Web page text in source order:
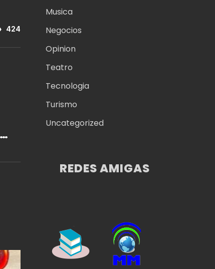
424
Musica
Negocios
Opinion
Teatro
Tecnologia
Turismo
Uncategorized
REDES AMIGAS